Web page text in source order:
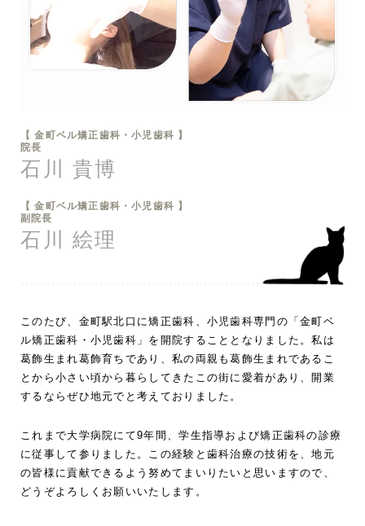
【 金町ベル矯正歯科・小児歯科 】
院長
石川 貴博
【 金町ベル矯正歯科・小児歯科 】
副院長
石川 絵理
このたび、金町駅北口に矯正歯科、小児歯科専門の「金町ベ
ル矯正歯科・小児歯科」を開院することとなりました。私は
葛飾生まれ葛飾育ちであり、私の両親も葛飾生まれであるこ
とから小さい頃から暮らしてきたこの街に愛着があり、開業
するならぜひ地元でと考えておりました。
これまで大学病院にて9年間、学生指導および矯正歯科の診療
に従事して参りました。この経験と歯科治療の技術を、地元
の皆様に貢献できるよう努めてまいりたいと思いますので、
どうぞよろしくお願いいたします。